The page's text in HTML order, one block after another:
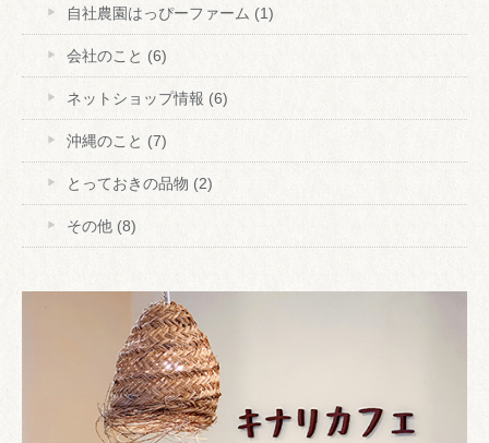
自社農園はっぴーファーム (1)
会社のこと (6)
ネットショップ情報 (6)
沖縄のこと (7)
とっておきの品物 (2)
その他 (8)